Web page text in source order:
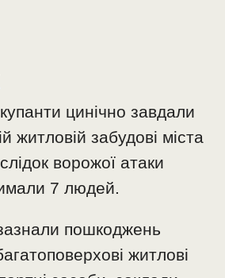
цинічно завдали
житловій забудові міста
ворожої атаки
7 людей.
пошкоджень
житлові